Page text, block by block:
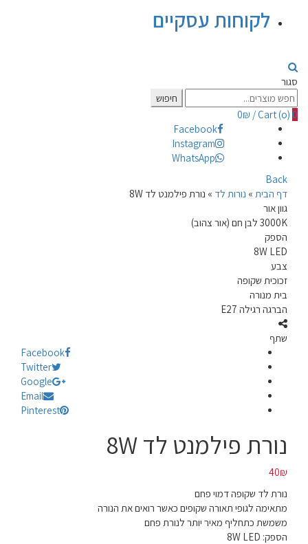
לקוחות עסקיים
סגור
Search
for:
חיפוש
Cart (o) 0
/
0₪
Facebook
Instagram
WhatsApp
Back
דף הבית » נורות לד » נורת פילמנט לד 8W
גוון אור
3000K לבן חם (אור צהוב)
הספק
8W LED
צבע
זכוכית שקופה
בית מנורה
הברגה רגילה E27
שתף
Facebook
Twitter
Google
Email
Pinterest
נורת פילמנט לד 8W
40₪
נורת לד שקופה דמוי פחם
מתאימה לגופי תאורה שקופים כאשר רואים את הנורה
משמשת כתחליף מאיר יותר לנורת פחם
הספק: 8W LED